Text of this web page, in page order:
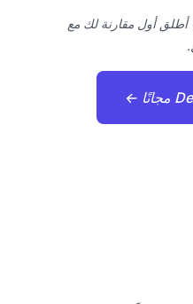
أطلق أول مقارنة لك مع